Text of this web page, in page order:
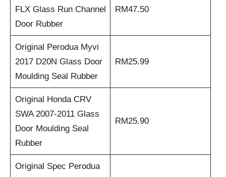
FLX Glass Run Channel
Door Rubber
RM47.50
Original Perodua Myvi
2017 D20N Glass Door
Moulding Seal Rubber
RM25.99
Original Honda CRV
SWA 2007-2011 Glass
Door Moulding Seal
Rubber
RM25.90
Original Spec Perodua